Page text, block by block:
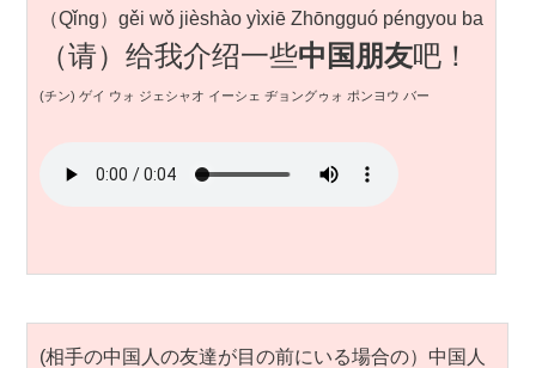
（Qǐng）gěi wǒ jièshào yìxiē Zhōngguó péngyou ba
（请）给我介绍一些中国朋友吧！
(チン) ゲイ ウォ ジェシャオ イーシェ ヂョングゥォ ポンヨウ バー
(相手の中国人の友達が目の前にいる場合の）中国人